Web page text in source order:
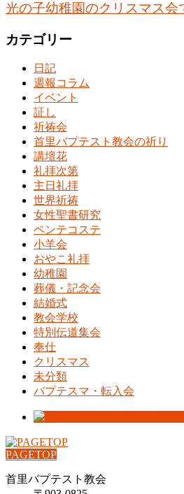
光の子幼稚園のクリスマス会
カテゴリー
日記
週報コラム
イベント
証し
祈祷会
首里バプテスト教会の祈り
講壇花
礼拝次第
主日礼拝
世界祈祷
女性聖書研究
ペンテコステ
小羊会
おやこ礼拝
幼稚園
葬儀・記念会
結婚式
教会学校
特別伝道集会
奉仕
クリスマス
未分類
バプテスマ・転入会
PAGETOP
首里バプテスト教会